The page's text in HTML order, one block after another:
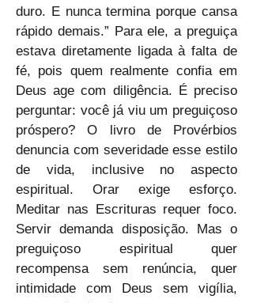
duro. E nunca termina porque cansa
rápido demais.” Para ele, a preguiça
estava diretamente ligada à falta de
fé, pois quem realmente confia em
Deus age com diligência. É preciso
perguntar: você já viu um preguiçoso
próspero? O livro de Provérbios
denuncia com severidade esse estilo
de vida, inclusive no aspecto
espiritual. Orar exige esforço.
Meditar nas Escrituras requer foco.
Servir demanda disposição. Mas o
preguiçoso espiritual quer
recompensa sem renúncia, quer
intimidade com Deus sem vigília,